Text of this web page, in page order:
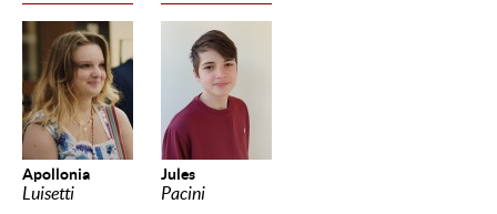
Apollonia
Luisetti
Jules
Pacini